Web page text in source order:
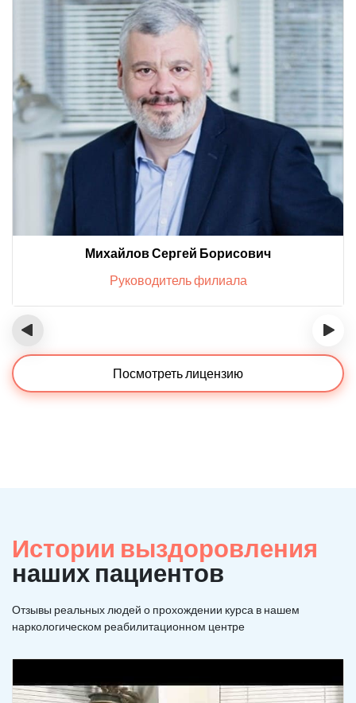
Михайлов Сергей Борисович
Руководитель филиала
‹ ›
Посмотреть лицензию
Истории выздоровления
наших пациентов
Отзывы реальных людей о прохождении курса в нашем
наркологическом реабилитационном центре